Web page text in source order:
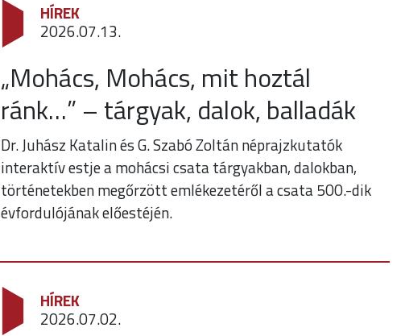
HÍREK
2026.07.13.
„Mohács, Mohács, mit hoztál
ránk…” – tárgyak, dalok, balladák
Dr. Juhász Katalin és G. Szabó Zoltán néprajzkutatók
interaktív estje a mohácsi csata tárgyakban, dalokban,
történetekben megőrzött emlékezetéről a csata 500.-dik
évfordulójának előestéjén.
HÍREK
2026.07.02.